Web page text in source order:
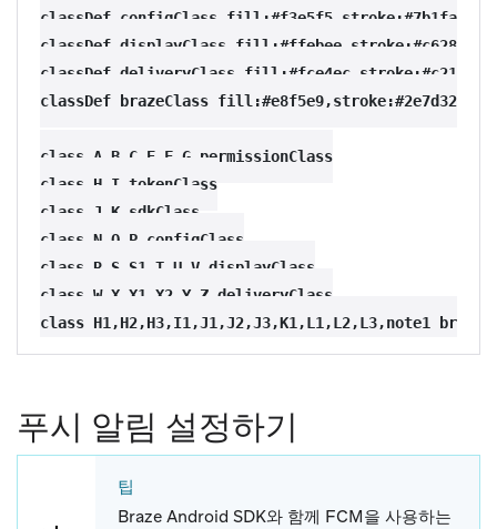
classDef configClass
classDef displayClass
classDef deliveryClass
classDef brazeClass
class A,B,C,E,F,G permissionClass
class H,I tokenClass
class J,K sdkClass
class N,O,P configClass
class R,S,S1,T,U,V displayClass
class W,X,X1,X2,Y,Z deliveryClass
푸시 알림 설정하기
팁
Braze Android SDK와 함께 FCM을 사용하는